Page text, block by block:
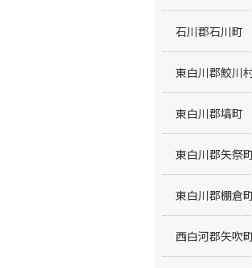
石川郡石川町
東白川郡鮫川
東白川郡塙町
東白川郡矢祭
東白川郡棚倉
西白河郡矢吹